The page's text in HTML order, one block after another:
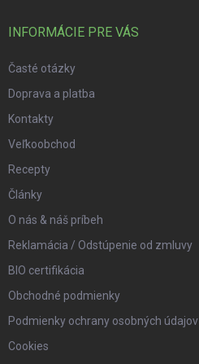
INFORMÁCIE PRE VÁS
Časté otázky
Doprava a platba
Kontakty
Veľkoobchod
Recepty
Články
O nás & náš príbeh
Reklamácia / Odstúpenie od zmluvy
BIO certifikácia
Obchodné podmienky
Podmienky ochrany osobných údajov
Cookies